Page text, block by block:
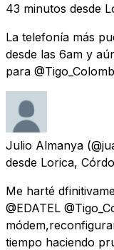
43 minutos desde
La telefonía más
desde las 6am y
para
Julio Almanya
desde Lorica,
Me harté
@EDATEL
tiempo haciendo